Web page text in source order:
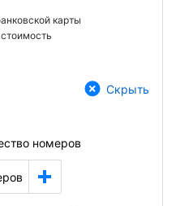
карты
Скрыть
номеров